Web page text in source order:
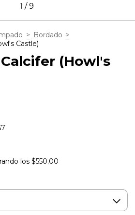
1 /9
> Bordado >
Castle)
(Howl's
los $550.00